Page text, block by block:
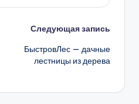
Следующая запись
БыстровЛес — дачные
лестницы из дерева